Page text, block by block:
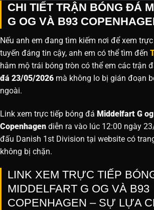
CHI TIẾT TRẬN BÓNG ĐÁ
G OG VÀ B93
Nếu anh em đang tìm kiếm nơi để xem
tuyến đáng tin cậy, anh em có thể tìm đến
hâm mộ trái bóng tròn có thể em các trận
đá 23/05/2026 mà không lo bị gián đoạn
ngoài.
Link xem trực tiếp bóng đá Middelfart G og
Copenhagen diễn ra vào lúc 12:00 ngày
đấu Danish 1st Division tại website có
không bị chặn.
LINK XEM TRỰC TIẾP
MIDDELFART G OG VÀ B93
COPENHAGEN – SỰ LỰA